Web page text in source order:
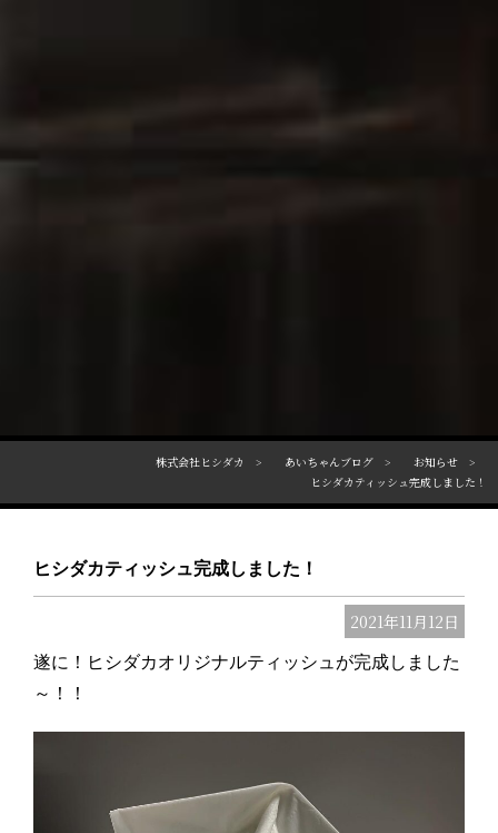
株式会社ヒシダカ あいちゃんブログ
お知らせ
ヒシダカティッシュ完成しました！
ヒシダカティッシュ完成しました！
2021年11月12日
遂に！ヒシダカオリジナルティッシュが完成しました
～！！